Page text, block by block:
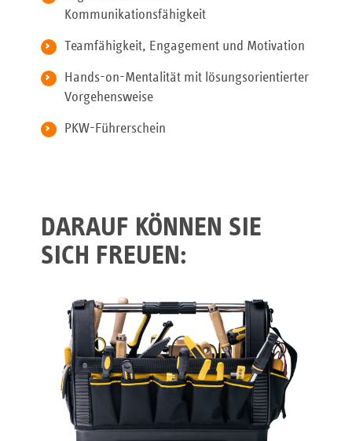
Kommunikationsfähigkeit
Teamfähigkeit, Engagement und Motivation
Hands-on-Mentalität mit lösungsorientierter
Vorgehensweise
PKW-Führerschein
DARAUF KÖNNEN SIE
SICH FREUEN: